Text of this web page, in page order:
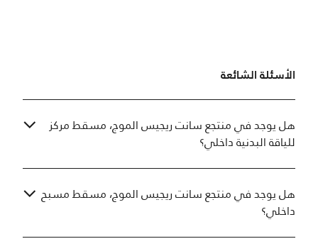
الأسئلة الشائعة
هل يوجد في منتجع سانت ريجيس الموج، مسقط مركز
للياقة البدنية داخلي؟
هل يوجد في منتجع سانت ريجيس الموج، مسقط مسبح
داخلي؟